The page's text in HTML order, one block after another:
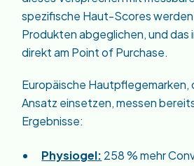
spezifische Haut-Scores
Produkten abgeglichen, und das
direkt am Point of Purchase.
Europäische Hautpflegemarken,
Ansatz einsetzen, messen
Ergebnisse:
Physiogel: 258 % mehr